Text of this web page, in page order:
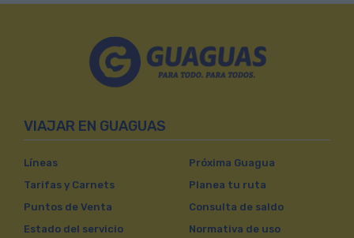
VIAJAR EN GUAGUAS
Líneas
Tarifas y Carnets
Puntos de Venta
Estado del servicio
Próxima Guagua
Planea tu ruta
Consulta de saldo
Normativa de uso